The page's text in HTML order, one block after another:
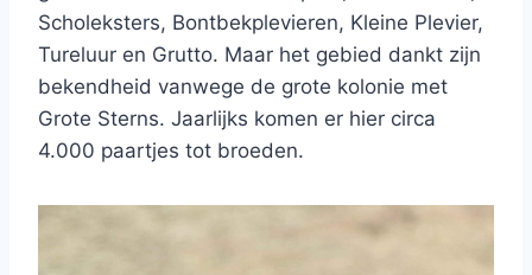
Scholeksters, Bontbekplevieren, Kleine Plevier,
Tureluur en Grutto. Maar het gebied dankt zijn
bekendheid vanwege de grote kolonie met
Grote Sterns. Jaarlijks komen er hier circa
4.000 paartjes tot broeden.